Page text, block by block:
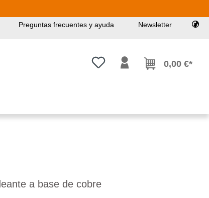
Preguntas frecuentes y ayuda Newsletter
Tienes 0 artículos en tu lista de
0,00 €*
a base de cobre